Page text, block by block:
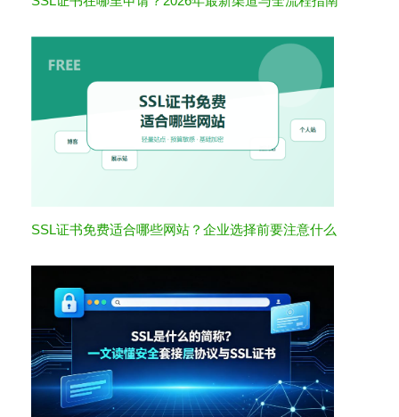
SSL证书免费适合哪些网站？企业选择前要注意什么